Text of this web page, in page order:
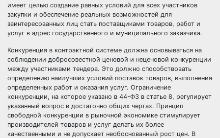
имеет целью создание равных условий для всех участников
закупки и обеспечение реальных возможностей для
заинтересованных лиц стать поставщиками товаров, работ и
услуг в адрес государственного и муниципального заказчика.
Конкуренция в контрактной системе должна основываться на
соблюдении добросовестной ценовой и неценовой конкуренции
между участниками тендера. Это должно способствовать
определению наилучших условий поставок товаров, выполнения
определенных работ и оказания услуг. Ограничение
конкуренции, на которое указано в 44-ФЗ в статье 8, регулирует
указанный вопрос в достаточно общих чертах. Принцип
свободной конкуренции в рыночной экономике стимулирует
производителей товаров и услуг делать их более
качественными и не допускает необоснованный рост цен. В